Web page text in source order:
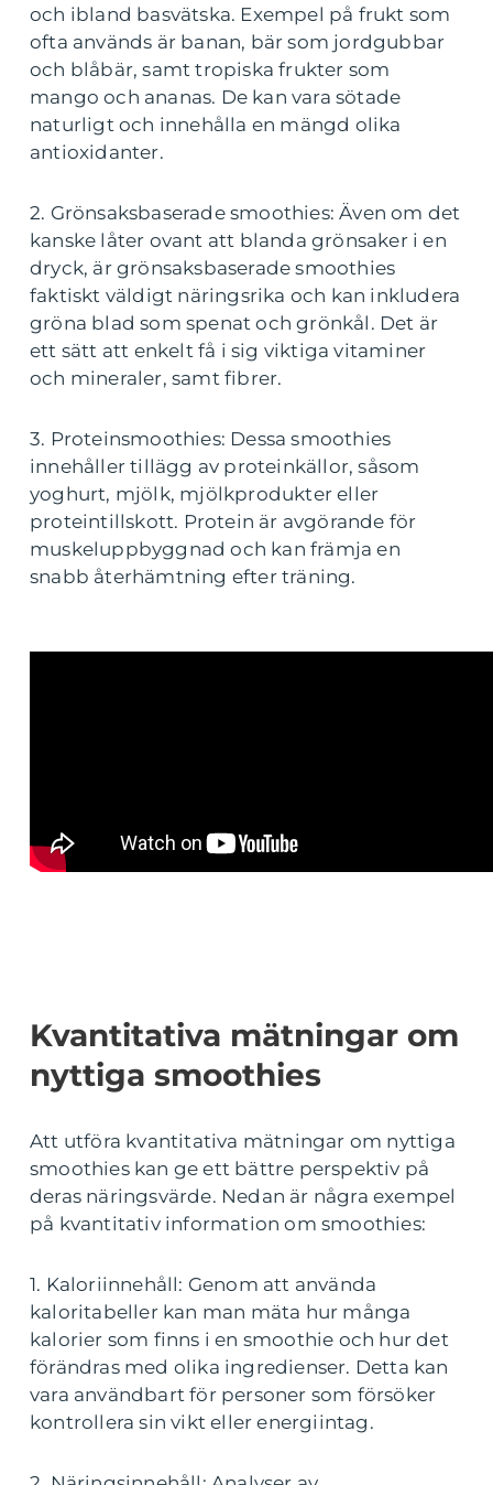
och ibland basvätska. Exempel på frukt som
ofta används är banan, bär som jordgubbar
och blåbär, samt tropiska frukter som
mango och ananas. De kan vara sötade
naturligt och innehålla en mängd olika
antioxidanter.
2. Grönsaksbaserade smoothies: Även om det
kanske låter ovant att blanda grönsaker i en
dryck, är grönsaksbaserade smoothies
faktiskt väldigt näringsrika och kan inkludera
gröna blad som spenat och grönkål. Det är
ett sätt att enkelt få i sig viktiga vitaminer
och mineraler, samt fibrer.
3. Proteinsmoothies: Dessa smoothies
innehåller tillägg av proteinkällor, såsom
yoghurt, mjölk, mjölkprodukter eller
proteintillskott. Protein är avgörande för
muskeluppbyggnad och kan främja en
snabb återhämtning efter träning.
Kvantitativa mätningar om
nyttiga smoothies
Att utföra kvantitativa mätningar om nyttiga
smoothies kan ge ett bättre perspektiv på
deras näringsvärde. Nedan är några exempel
på kvantitativ information om smoothies:
1. Kaloriinnehåll: Genom att använda
kaloritabeller kan man mäta hur många
kalorier som finns i en smoothie och hur det
förändras med olika ingredienser. Detta kan
vara användbart för personer som försöker
kontrollera sin vikt eller energiintag.